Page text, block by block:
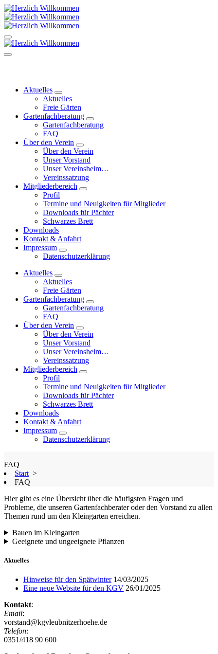
Zum
Inhalt
springen
Kleingärtnerverein Leubnitzer Höhe
Aktuelles
Aktuelles
Freie Gärten
Gartenfachberatung
Gartenfachberatung
FAQ
Über den Verein
Über den Verein
Unser Vorstand
Unser Vereinsheim…
Vereinssatzung
Mitgliederbereich
Profil
Termine und Neuigkeiten für Mitglieder
Downloads für Pächter
Schwarzes Brett
Downloads
Kontakt & Anfahrt
Impressum
Datenschutzerklärung
Aktuelles
Aktuelles
Freie Gärten
Gartenfachberatung
Gartenfachberatung
FAQ
Über den Verein
Über den Verein
Unser Vorstand
Unser Vereinsheim…
Vereinssatzung
Mitgliederbereich
Profil
Termine und Neuigkeiten für Mitglieder
Downloads für Pächter
Schwarzes Brett
Downloads
Kontakt & Anfahrt
Impressum
Datenschutzerklärung
FAQ
Start >
FAQ
Hier gibt es eine Übersicht über die häufigsten Fragen und
Probleme, die unseren Gartenfachberater oder den Vorstand zu allen
Themen rund um den Kleingarten erreichen.
Bauen im Kleingarten
Geeignete und ungeeignete Pflanzen
Aktuelles
Hinweise für den Spätwinter 14/03/2025
Eine neue Website für den KGV 26/01/2025
Kontakt:
Email:
vorstand@kgvleubnitzerhoehe.de
Telefon:
0351/418 90 600